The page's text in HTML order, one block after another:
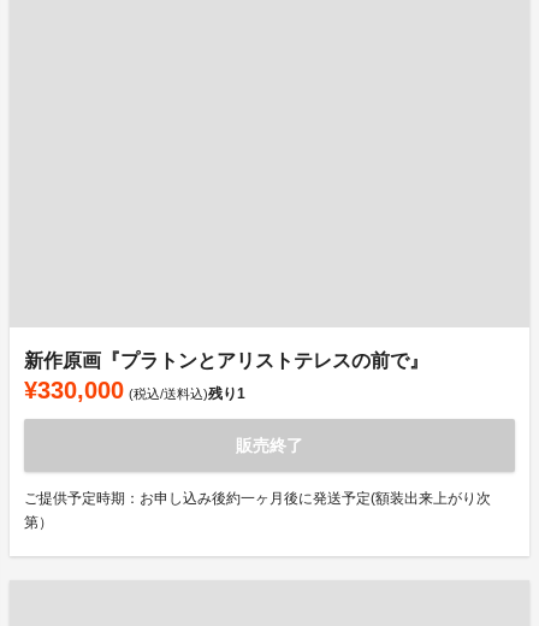
新作原画『プラトンとアリストテレスの前で』
¥330,000 (税込/送料込)残り1
販売終了
ご提供予定時期：お申し込み後約一ヶ月後に発送予定(額装出来上がり次
第）